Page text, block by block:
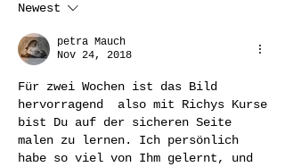
Newest
petra Mauch
Nov 24, 2018
Für zwei Wochen ist das Bild
hervorragend  also mit Richys Kurse
bist Du auf der sicheren Seite
malen zu lernen. Ich persönlich
habe so viel von Ihm gelernt, und